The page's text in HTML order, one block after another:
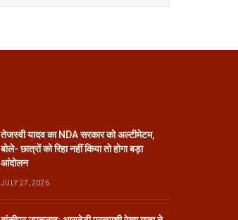
तेजस्वी यादव का NDA सरकार को अल्टीमेटम,
बोले- छात्रों को रिहा नहीं किया तो होगा बड़ा
आंदोलन
JULY 27, 2026